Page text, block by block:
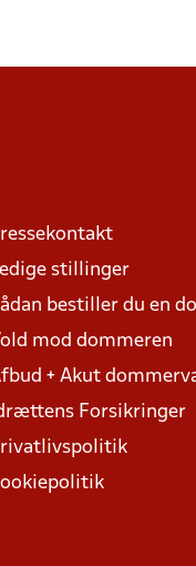
stillinger
bestiller du en
mod dommeren
+ Akut
Forsikringer